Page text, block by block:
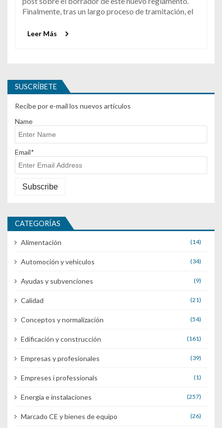
Finalmente, tras un largo proceso de tramitación, el
Leer Más
SUSCRÍBETE
Recibe por e-mail los nuevos artículos
Name
Email*
CATEGORÍAS
Alimentación (14)
Automoción y vehículos (34)
Ayudas y subvenciones (9)
Calidad (21)
Conceptos y normalización (54)
Edificación y construcción (161)
Empresas y profesionales (39)
Empreses i professionals (1)
Energía e instalaciones (257)
Marcado CE y bienes de equipo (26)